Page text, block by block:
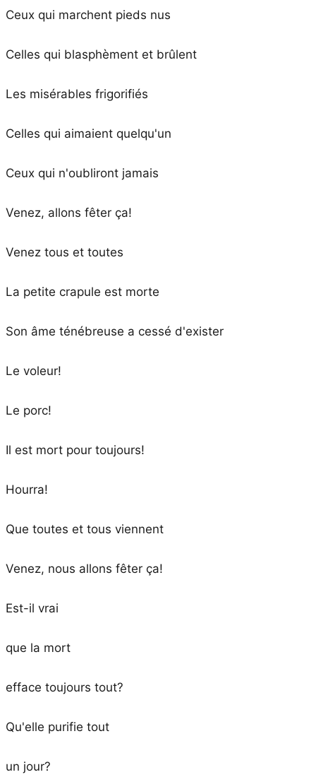
Ceux qui marchent pieds nus
Celles qui blasphèment et brûlent
Les misérables frigorifiés
Celles qui aimaient quelqu'un
Ceux qui n'oubliront jamais
Venez, allons fêter ça!
Venez tous et toutes
La petite crapule est morte
Son âme ténébreuse a cessé d'exister
Le voleur!
Le porc!
Il est mort pour toujours!
Hourra!
Que toutes et tous viennent
Venez, nous allons fêter ça!
Est-il vrai
que la mort
efface toujours tout?
Qu'elle purifie tout
un jour?